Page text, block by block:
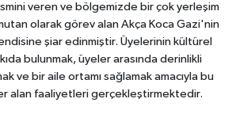
veren ve bölgemizde bir çok yerleşim
olarak görev alan Akça Koca Gazi'nin
şiar edinmiştir. Üyelerinin kültürel
bulunmak, üyeler arasında derinlikli
ve bir aile ortamı sağlamak amacıyla bu
alan faaliyetleri gerçekleştirmektedir.